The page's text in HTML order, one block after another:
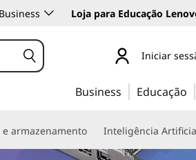
Business Loja para Educação
Iniciar
Business Educação
e armazenamento Inteligência